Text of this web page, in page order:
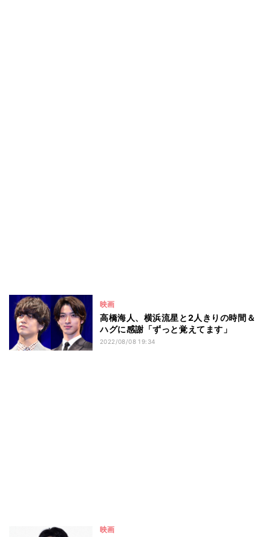
映画
高橋海人、横浜流星と2人きりの時間＆
ハグに感謝「ずっと覚えてます」
2022/08/08 19:34
映画